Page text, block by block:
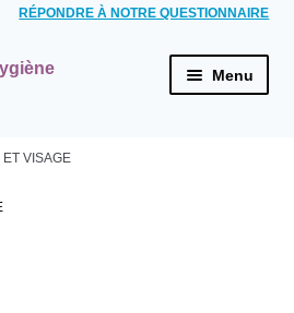
RÉPONDRE À NOTRE QUESTIONNAIRE
Menu
VISAGE